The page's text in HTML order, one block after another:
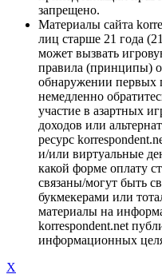
запрещено.
Материалы сайта
лиц старше 21 года
может вызвать
правила (принципы)
обнаружении первых
немедленно
участие в азартных
доходов или
ресурс
и/или виртуальные
какой форме оплату
связаны/могут быть
букмекерами или
материалы на
korrespondent.net
информационных
X